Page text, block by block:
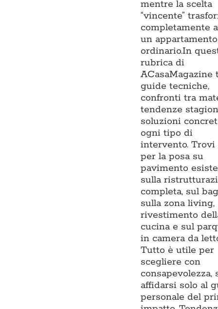
mentre la scelta
“vincente”
completamente
un appartamento
ordinario.In
rubrica di
ACasaMagazine
guide tecniche,
confronti tra
tendenze
soluzioni
ogni tipo di
intervento. Trovi
per la posa su
pavimento
sulla
completa, sul
sulla zona living,
rivestimento
cucina e sul
in camera da
Tutto è utile per
scegliere con
consapevolezza,
affidarsi solo al
personale del